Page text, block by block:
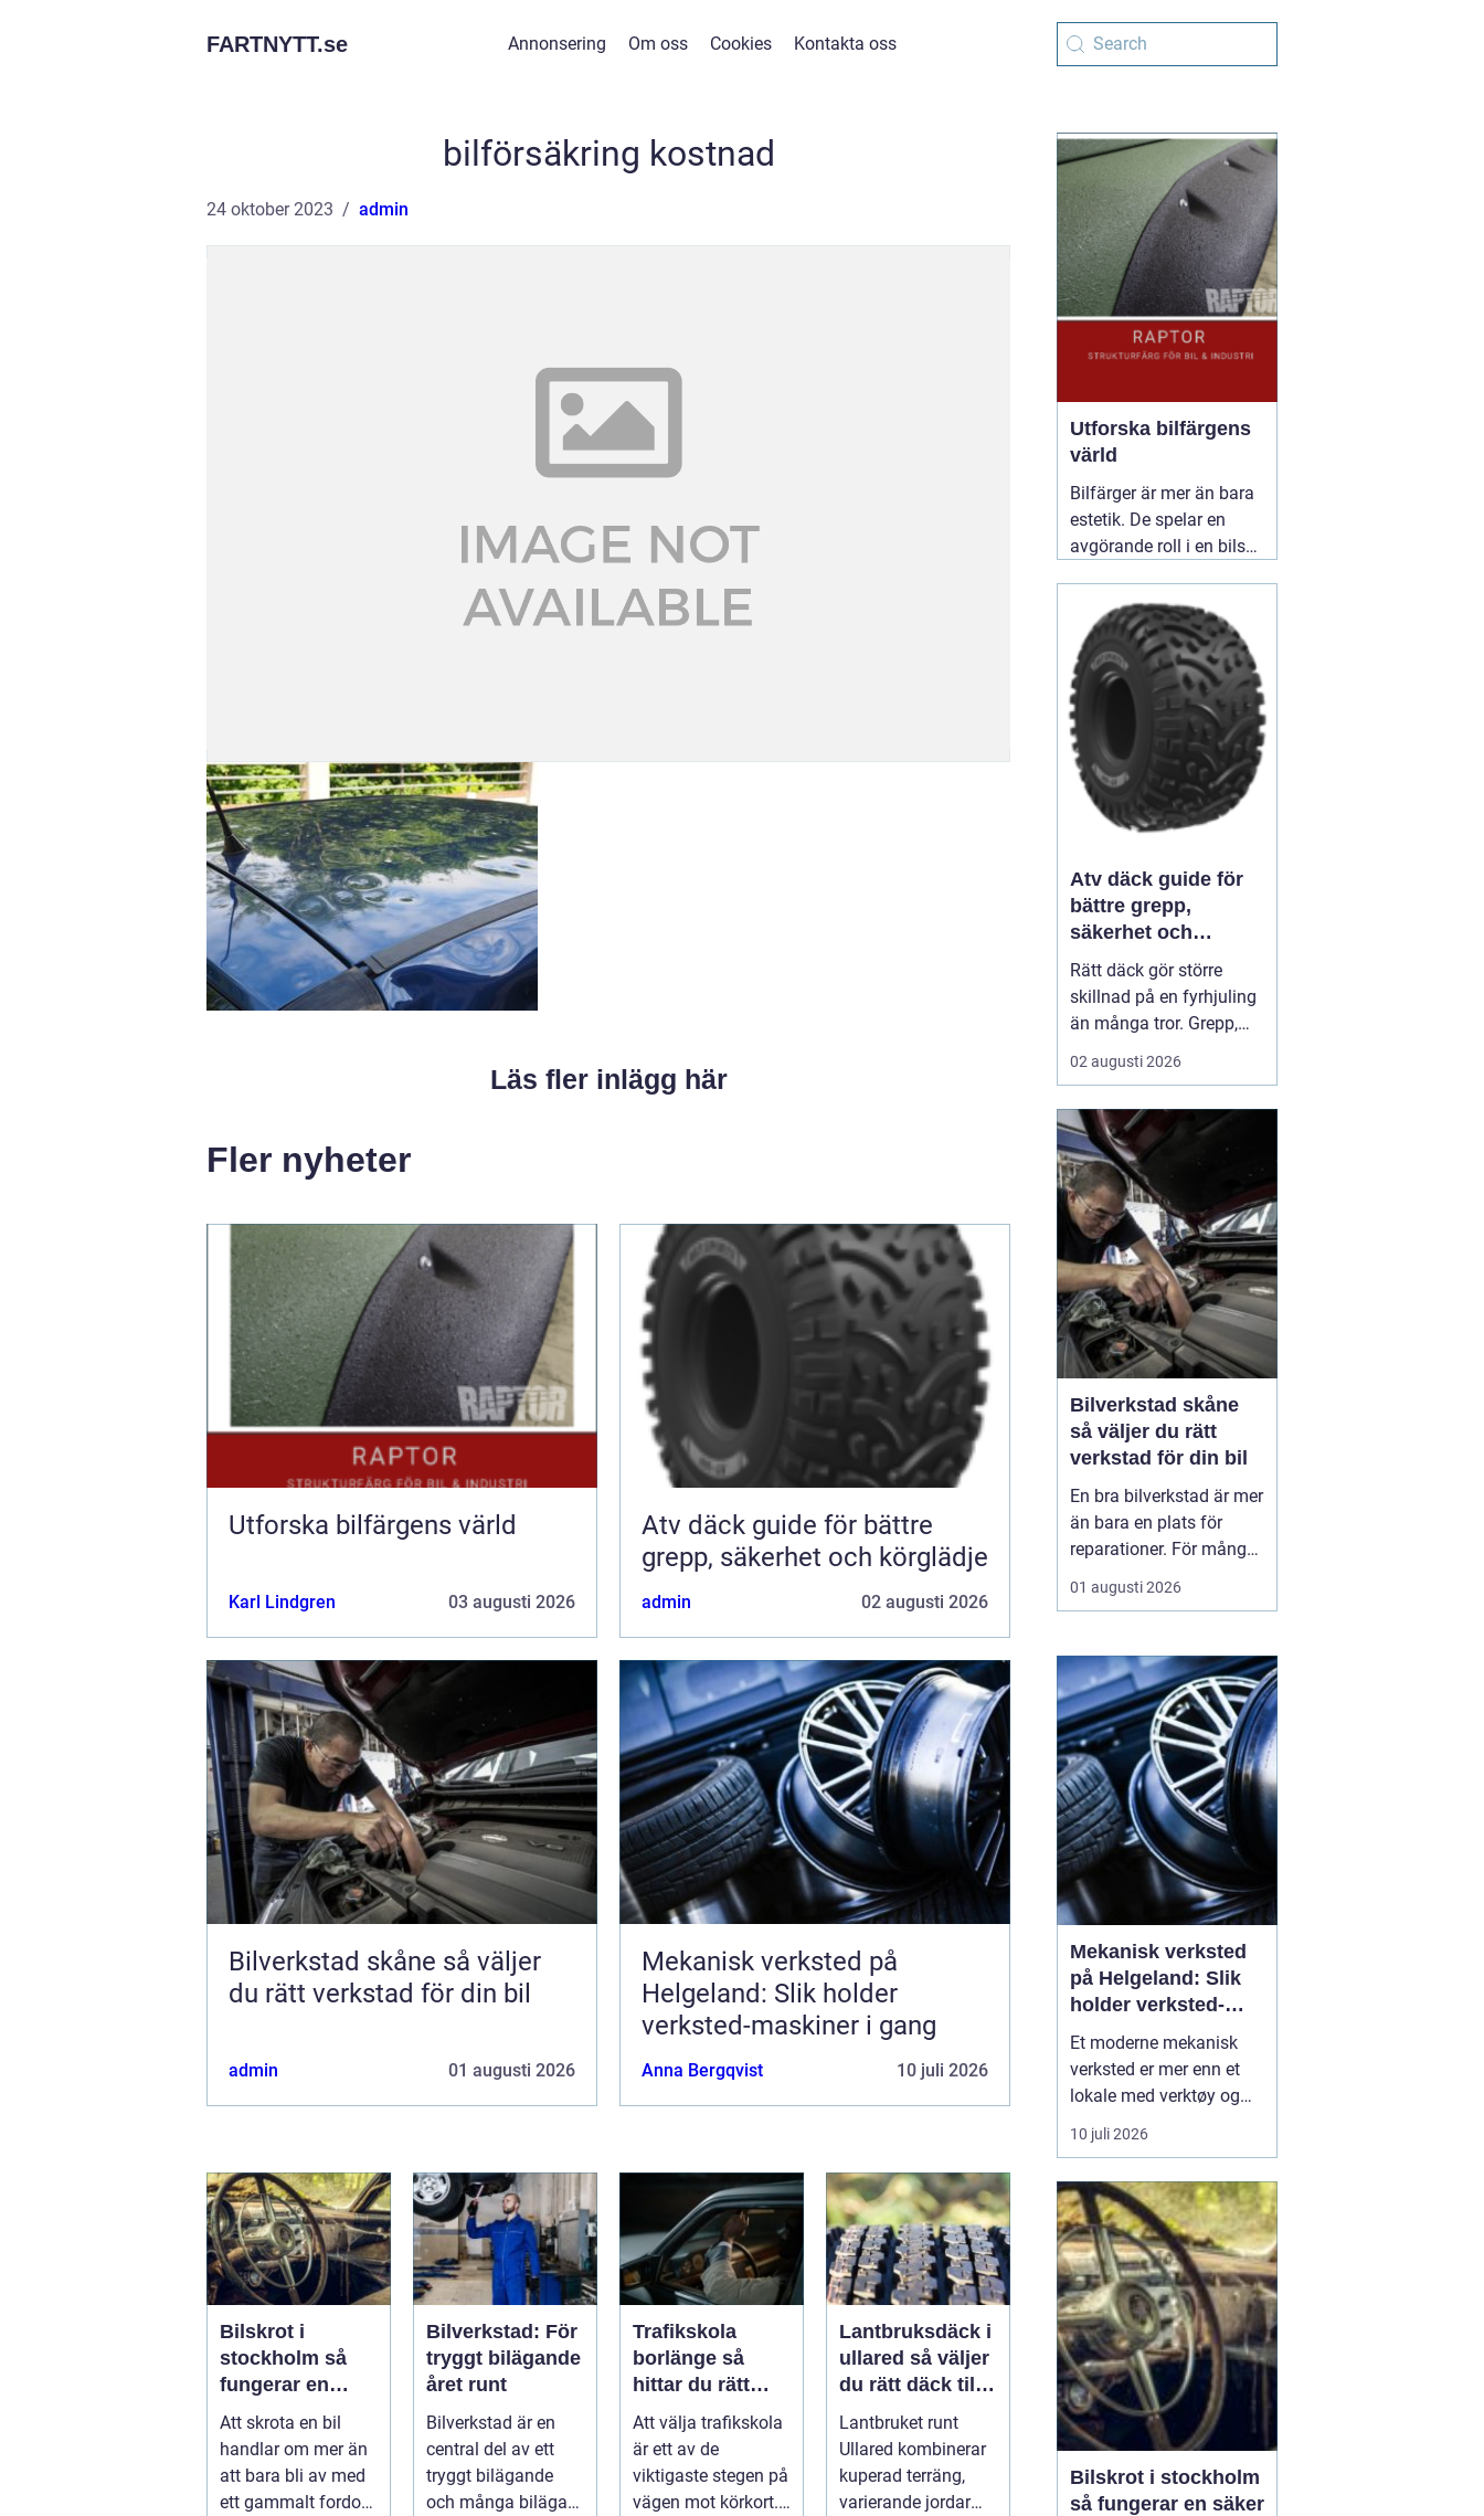
FARTNYTT.se Annonsering Om oss Cookies Kontakta oss
bilförsäkring kostnad
24 oktober 2023 admin
Läs fler inlägg här
Fler nyheter
Utforska bilfärgens värld
Karl Lindgren 03 augusti 2026
Atv däck guide för bättre
grepp, säkerhet och körglädje
admin 02 augusti 2026
Bilverkstad skåne så väljer
du rätt verkstad för din bil
admin 01 augusti 2026
Mekanisk verksted på
Helgeland: Slik holder
verksted-maskiner i gang
Anna Bergqvist 10 juli 2026
Bilskrot i
stockholm så
fungerar en
säker och
miljövänlig
skrotning
Att skrota en bil
handlar om mer än
att bara bli av med
ett gammalt fordon.
Bilverkstad: För
tryggt bilägande
året runt
Bilverkstad är en
central del av ett
tryggt bilägande
och många bilägare
Trafikskola
borlänge så
hittar du rätt
utbildning till
körkortet
Att välja trafikskola
är ett av de
viktigaste stegen på
vägen mot körkort. I
Lantbruksdäck i
ullared så väljer
du rätt däck till
gårdens
maskiner
Lantbruket runt
Ullared kombinerar
kuperad terräng,
varierande jordar
Utforska bilfärgens
värld
Bilfärger är mer än bara
estetik. De spelar en
avgörande roll i en bils
man ser en blank röd
sportbil susa förbi,
väcker den en viss
känsla - spänning,
passion, hastighet.03
augusti 2026
Atv däck guide för
bättre grepp,
säkerhet och
körglädje
Rätt däck gör större
skillnad på en fyrhjuling
än många tror. Grepp,
komfort, stabilitet och
hur snabbt däcken slits
vilket mönster, vilken
dimension och vilket
lufttryck som används.
För arbete på gården, lek
i skogen eller kö...
02 augusti 2026
Bilverkstad skåne
så väljer du rätt
verkstad för din bil
En bra bilverkstad är mer
än bara en plats för
reparationer. För många
bilägare i Skåne handlar
valet av verkstad om
säkra resor året runt och
ett rimligt bilägande över
tid. När servicen sköts i
rätt tid, med rätt kunskap
och rä...
01 augusti 2026
Mekanisk verksted
på Helgeland: Slik
holder verksted-
maskiner i gang
Et moderne mekanisk
verksted er mer enn et
lokale med verktøy og
sveiseapparat. For
mange bedrifter er
som sørger for at
maskiner, kjøretøy og
produksjonsutstyr ikke
står stille. Når e...
10 juli 2026
Bilskrot i stockholm
så fungerar en säker